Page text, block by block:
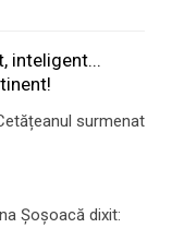
inteligent...
surmenat
Șoșoacă dixit: